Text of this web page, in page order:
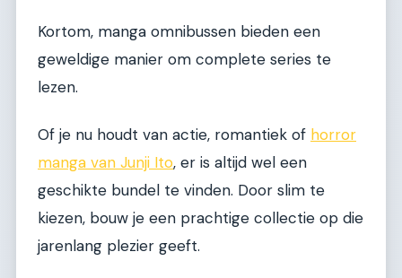
Kortom, manga omnibussen bieden een
geweldige manier om complete series te
lezen.
Of je nu houdt van actie, romantiek of horror
manga van Junji Ito, er is altijd wel een
geschikte bundel te vinden. Door slim te
kiezen, bouw je een prachtige collectie op die
jarenlang plezier geeft.